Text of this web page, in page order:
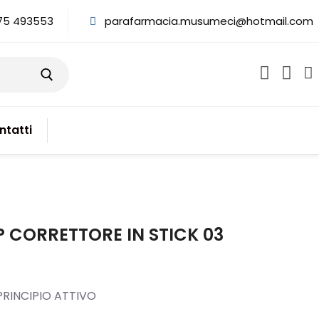
493553 parafarmacia.musumeci@hotmail.com
CORRETTORE IN STICK 03
ATTIVO